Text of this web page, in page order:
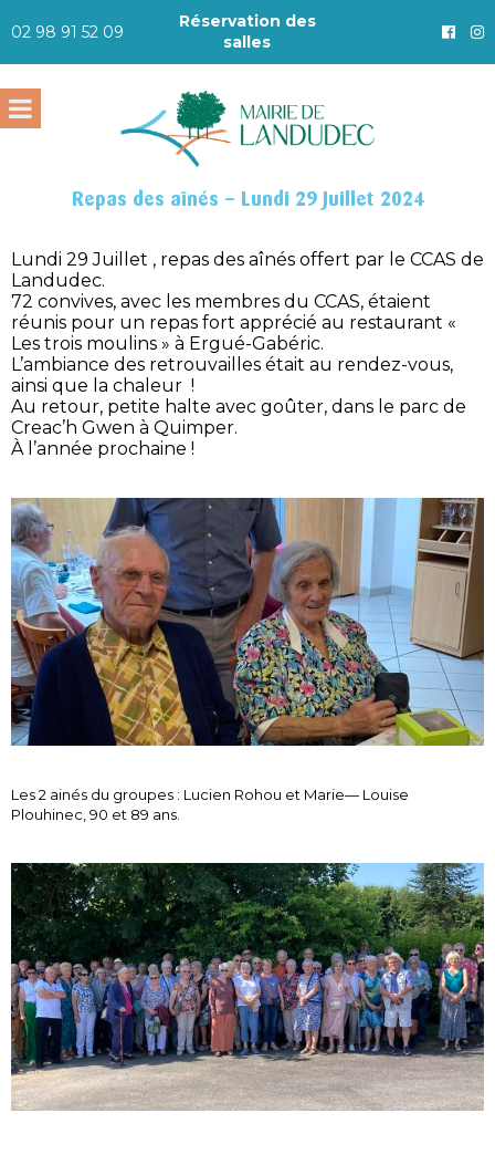
02 98 91 52 09
Réservation des
salles
Repas des aînés – Lundi 29 Juillet 2024
Lundi 29 Juillet , repas des aînés offert par le CCAS de
Landudec.
72 convives, avec les membres du CCAS, étaient
réunis pour un repas fort apprécié au restaurant «
Les trois moulins » à Ergué-Gabéric.
L’ambiance des retrouvailles était au rendez-vous,
ainsi que la chaleur !
Au retour, petite halte avec goûter, dans le parc de
Creac’h Gwen à Quimper.
À l’année prochaine !
Les 2 ainés du groupes : Lucien Rohou et Marie— Louise
Plouhinec, 90 et 89 ans.